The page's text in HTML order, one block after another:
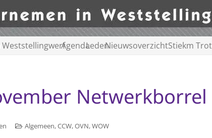
AgendaLedenNieuwsoverzichtStiekm
Netwerkborrel
Algemeen,CCW,OVN,WOW